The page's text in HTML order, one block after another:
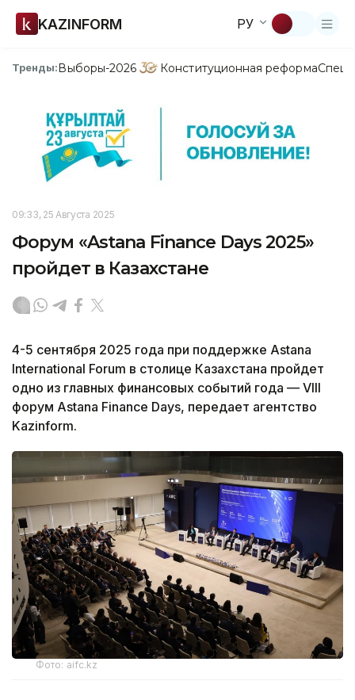
KAZINFORM РУ
Тренды:Выборы-2026 Конституционная реформа
09:33, 25 Августа 2025
Форум «Astana Finance Days 2025»
пройдет в Казахстане
4-5 сентября 2025 года при поддержке Astana
International Forum в столице Казахстана пройдет
одно из главных финансовых событий года — VIII
форум Astana Finance Days, передает агентство
Kazinform.
Фото: aifc.kz